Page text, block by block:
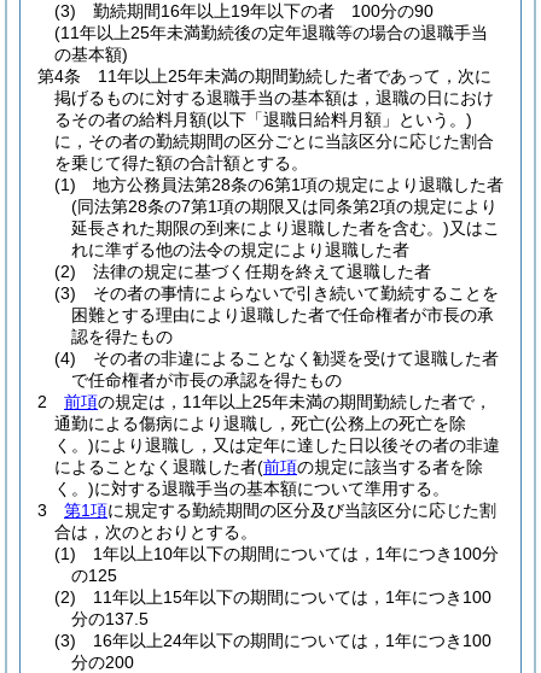
(3)
勤続期間16年以上19年以下の者 100分の90
(11年以上25年未満勤続後の定年退職等の場合の退職手当
の基本額)
第4条
11年以上25年未満の期間勤続した者であって，次に
掲げるものに対する退職手当の基本額は，退職の日におけ
るその者の給料月額(以下「退職日給料月額」という。)
に，その者の勤続期間の区分ごとに当該区分に応じた割合
を乗じて得た額の合計額とする。
(1)
地方公務員法第28条の6第1項の規定により退職した者
(同法第28条の7第1項の期限又は同条第2項の規定により
延長された期限の到来により退職した者を含む。)又はこ
れに準ずる他の法令の規定により退職した者
(2)
法律の規定に基づく任期を終えて退職した者
(3)
その者の事情によらないで引き続いて勤続することを
困難とする理由により退職した者で任命権者が市長の承
認を得たもの
(4)
その者の非違によることなく勧奨を受けて退職した者
で任命権者が市長の承認を得たもの
2
前項の規定は，11年以上25年未満の期間勤続した者で，
通勤による傷病により退職し，死亡(公務上の死亡を除
く。)により退職し，又は定年に達した日以後その者の非違
によることなく退職した者(前項の規定に該当する者を除
く。)に対する退職手当の基本額について準用する。
3
第1項に規定する勤続期間の区分及び当該区分に応じた割
合は，次のとおりとする。
(1)
1年以上10年以下の期間については，1年につき100分
の125
(2)
11年以上15年以下の期間については，1年につき100
分の137.5
(3)
16年以上24年以下の期間については，1年につき100
分の200